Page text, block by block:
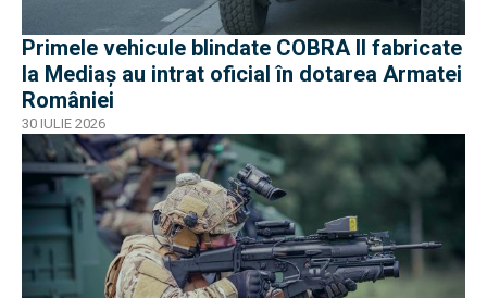
Primele vehicule blindate COBRA II fabricate
la Mediaș au intrat oficial în dotarea Armatei
României
30 IULIE 2026